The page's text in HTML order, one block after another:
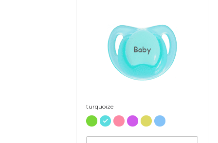
Baby
turquoize